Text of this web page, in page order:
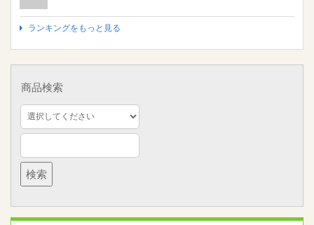
ランキングをもっと見る
商品検索